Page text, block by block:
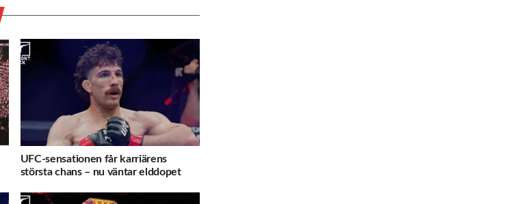
UFC-sensationen får karriärens
största chans – nu väntar elddopet